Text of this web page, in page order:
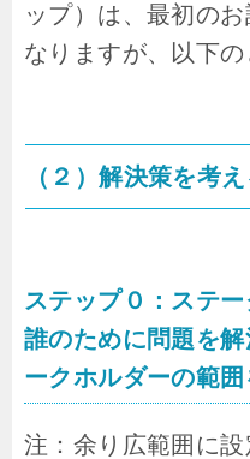
ップ）は、最初の
なりますが、以下の
（２）解決策を考
ステップ０：ステー
誰のために問題を
ークホルダーの範囲
注：余り広範囲に